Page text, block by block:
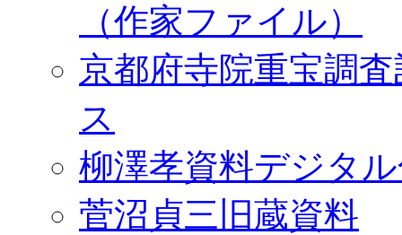
（作家ファイル）
京都府寺院重宝調
ス
柳澤孝資料デジタ
菅沼貞三旧蔵資料